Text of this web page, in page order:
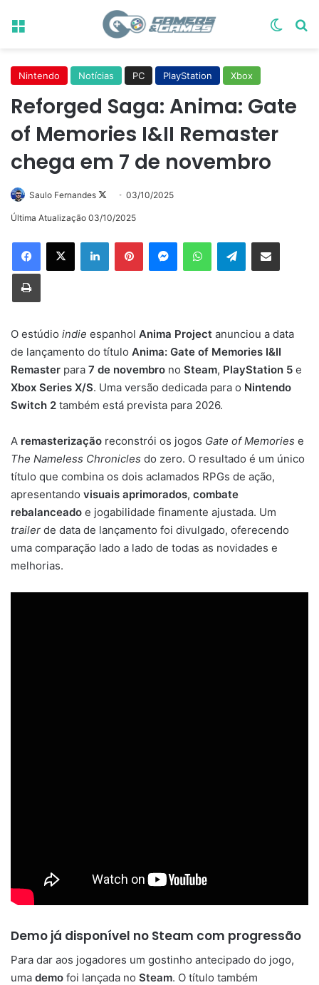
Menu
Nintendo Notícias PC PlayStation Xbox
Reforged Saga: Anima: Gate
of Memories I&II Remaster
chega em 7 de novembro
Saulo Fernandes
Follow
on
03/10/2025
Última Atualização 03/10/2025
LinkedinPinterestMessengerWhatsAppTelegramCompartilhar via e-mail
Imprimir
O estúdio indie espanhol Anima Project anunciou a data
de lançamento do título Anima: Gate of Memories I&II
Remaster para 7 de novembro no Steam, PlayStation 5 e
Xbox Series X/S. Uma versão dedicada para o Nintendo
Switch 2 também está prevista para 2026.
A remasterização reconstrói os jogos Gate of Memories e
The Nameless Chronicles do zero. O resultado é um único
título que combina os dois aclamados RPGs de ação,
apresentando visuais aprimorados, combate
rebalanceado e jogabilidade finamente ajustada. Um
trailer de data de lançamento foi divulgado, oferecendo
uma comparação lado a lado de todas as novidades e
melhorias.
Demo já disponível no Steam com progressão
Para dar aos jogadores um gostinho antecipado do jogo,
uma demo foi lançada no Steam. O título também